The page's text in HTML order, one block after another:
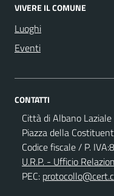
VIVERE IL COMUNE
Luoghi
Eventi
CONTATTI
Città di Albano Laziale
Piazza della
Codice fiscale / P.
U.R.P. - Ufficio
PEC: